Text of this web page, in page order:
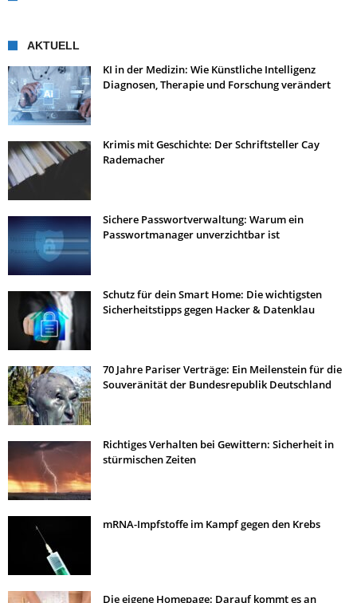
AKTUELL
KI in der Medizin: Wie Künstliche Intelligenz
Diagnosen, Therapie und Forschung verändert
Krimis mit Geschichte: Der Schriftsteller Cay
Rademacher
Sichere Passwortverwaltung: Warum ein
Passwortmanager unverzichtbar ist
Schutz für dein Smart Home: Die wichtigsten
Sicherheitstipps gegen Hacker & Datenklau
70 Jahre Pariser Verträge: Ein Meilenstein für die
Souveränität der Bundesrepublik Deutschland
Richtiges Verhalten bei Gewittern: Sicherheit in
stürmischen Zeiten
mRNA-Impfstoffe im Kampf gegen den Krebs
Die eigene Homepage: Darauf kommt es an